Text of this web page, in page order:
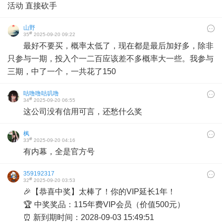
活动 直接砍手
山野
35# 2025-09-20 09:22
最好不要买，概率太低了，现在都是最后加好多，除非
只参与一期，投入个一二百应该差不多概率大一些。我参与
三期，中了一个，一共花了150
咕噜噜咕叽噜
34# 2025-09-20 06:55
这公司没有信用可言，还愁什么奖
枫
33# 2025-09-20 04:16
有内幕，全是官方号
359192317
32# 2025-09-20 03:53
🎉【恭喜中奖】太棒了！你的VIP延长1年！
🏆 中奖奖品：115年费VIP会员（价值500元）
⏰ 新到期时间：2028-09-03 15:49:51